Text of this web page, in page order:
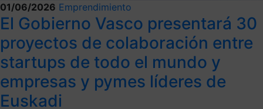
01/06/2026 Emprendimiento
El Gobierno Vasco presentará 30
proyectos de colaboración entre
startups de todo el mundo y
empresas y pymes líderes de
Euskadi